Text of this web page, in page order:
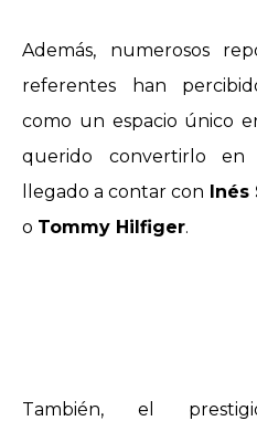
Además, numerosos
referentes han
como un espacio único
querido convertirlo
llegado a contar con
o Tommy Hilfiger.
También, el